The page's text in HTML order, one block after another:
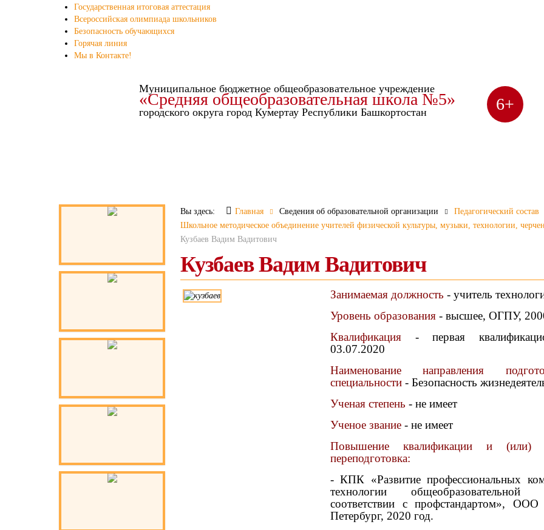
Государственная итоговая аттестация
Всероссийская олимпиада школьников
Безопасность обучающихся
Горячая линия
Мы в Контакте!
Муниципальное бюджетное общеобразовательное учреждение
«Средняя общеобразовательная школа №5»
городского округа город Кумертау Республики Башкортостан 6+
Вы здесь: Главная Сведения об образовательной организации
Педагогический состав
Школьное методическое объединение учителей физической культуры, музыки, технологии,
Кузбаев Вадим Вадитович
Кузбаев Вадим Вадитович
Занимаемая должность - учитель
Уровень образования - высшее, ОГПУ,
Квалификация - первая
03.07.2020
Наименование направления
специальности - Безопасность
Ученая степень - не имеет
Ученое звание - не имеет
Повышение квалификации и (или)
переподготовка:
- КПК «Развитие профессиональных
технологии
соответствии с профстандартом»,
Петербург, 2020 год.